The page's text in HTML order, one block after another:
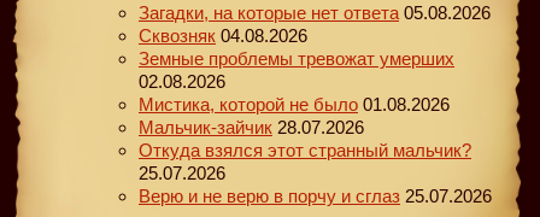
Загадки, на которые нет ответа 05.08.2026
Сквозняк 04.08.2026
Земные проблемы тревожат умерших
02.08.2026
Мистика, которой не было 01.08.2026
Мальчик-зайчик 28.07.2026
Откуда взялся этот странный мальчик?
25.07.2026
Верю и не верю в порчу и сглаз 25.07.2026